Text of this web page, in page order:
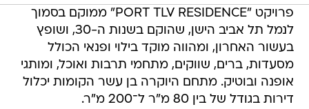
פרויקט "PORT TLV RESIDENCE" ממוקם בסמוך
לנמל תל אביב הישן, שהוקם בשנות ה-30, ושופץ
בעשור האחרון, ומהווה מוקד בילוי ופנאי הכולל
מסעדות, ברים, שווקים, מתחמי תרבות ואוכל, ומותגי
אופנה ובוטיק. מתחם היוקרה בן עשר הקומות יכלול
דירות בגודל של בין 80 מ"ר ל־200 מ"ר.